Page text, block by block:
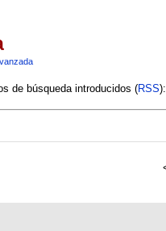
de búsqueda introducidos (RSS):